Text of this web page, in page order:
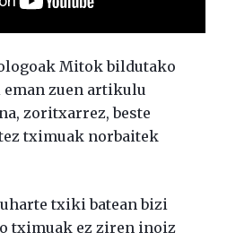
Mitok bildutako
zuen artikulu
zoritxarrez, beste
tximuak norbaitek
txiki batean bizi
tximuak ez ziren inoiz